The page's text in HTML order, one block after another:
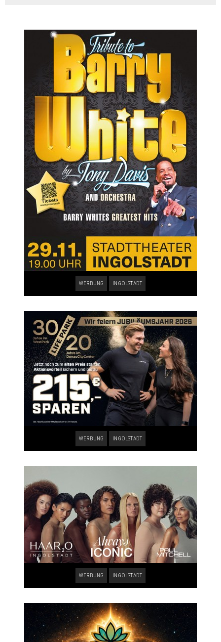
WERBUNG INGOLSTADT
WERBUNG INGOLSTADT
WERBUNG INGOLSTADT